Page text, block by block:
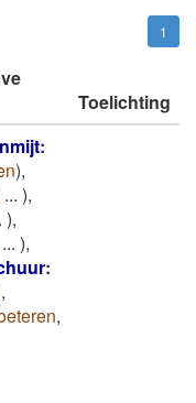
1
Toelichting
:
),
... ),
),
... ),
:
,
,